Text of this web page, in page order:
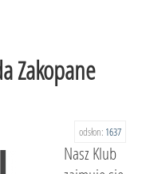
Zakopane
odsłon: 1637
Nasz Klub